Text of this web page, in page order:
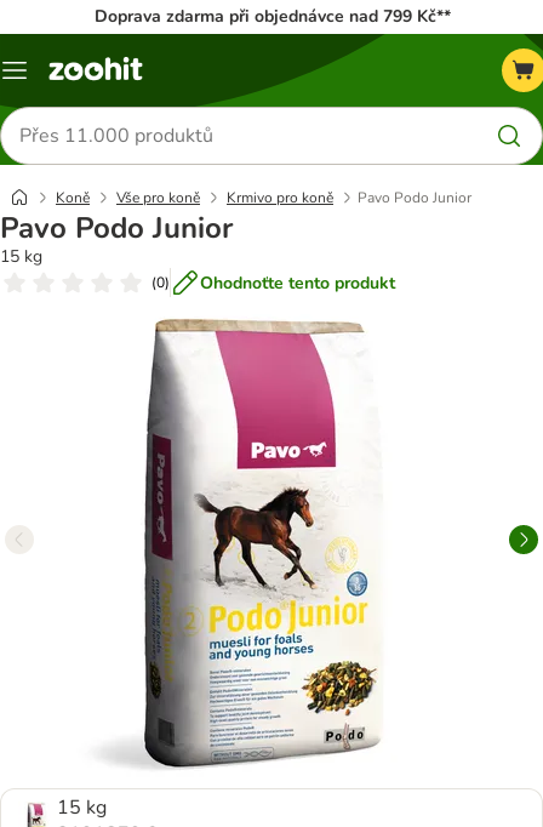
Doprava zdarma při objednávce nad 799 Kč**
Menu
Hledat
produkty
Koně Vše pro koně Krmivo pro koně Pavo Podo Junior
Pavo Podo Junior
15 kg
(0) Ohodnoťte tento produkt
15 kg